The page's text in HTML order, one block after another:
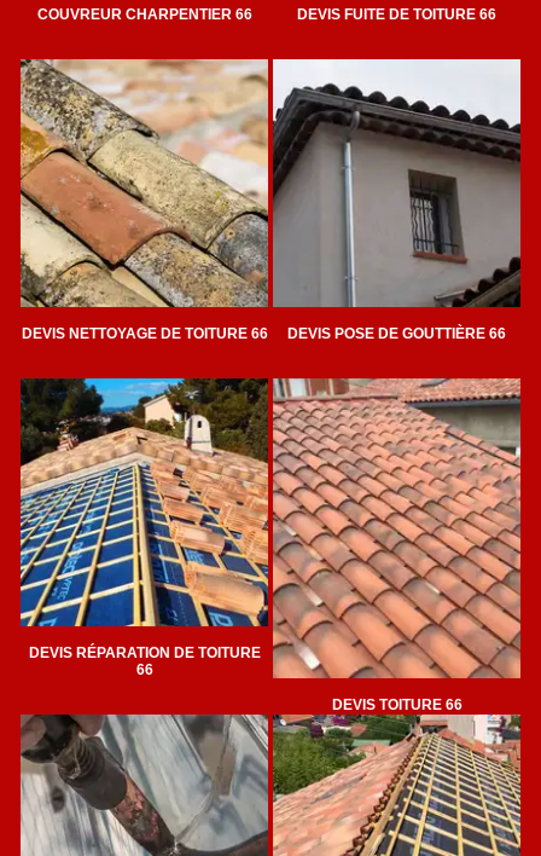
COUVREUR CHARPENTIER 66 DEVIS FUITE DE TOITURE 66
DEVIS NETTOYAGE DE TOITURE 66 DEVIS POSE DE GOUTTIÈRE 66
DEVIS RÉPARATION DE TOITURE
66
DEVIS TOITURE 66